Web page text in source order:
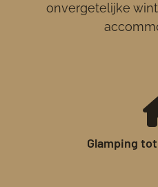
onvergetelijke
Glamping